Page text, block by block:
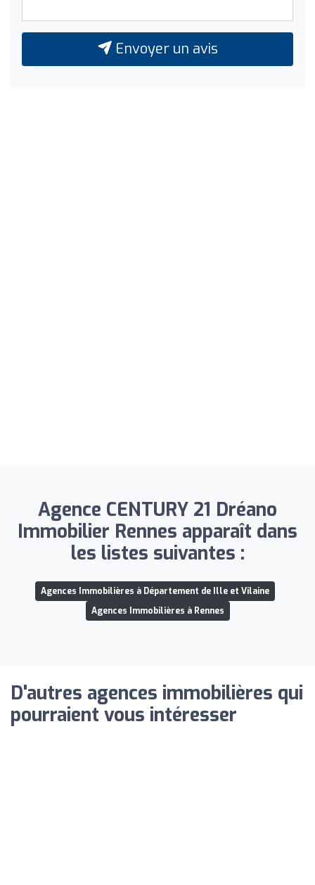
Envoyer un avis
Agence CENTURY 21 Dréano
Immobilier Rennes apparaît dans
les listes suivantes :
Agences Immobilières à Département de Ille et Vilaine
Agences Immobilières à Rennes
D'autres agences immobilières qui
pourraient vous intéresser